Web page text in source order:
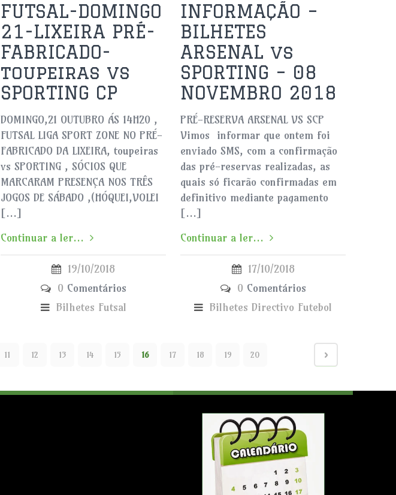
FUTSAL-DOMINGO
21-LIXEIRA PRÉ-
FABRICADO-
toupeiras vs
SPORTING CP
DOMINGO,21 OUTUBRO ÁS 14H20 ,
FUTSAL LIGA SPORT ZONE NO PRÉ-
FABRICADO DA LIXEIRA, toupeiras
vs SPORTING , SÓCIOS QUE
MARCARAM PRESENÇA NOS TRÊS
JOGOS DE SÁBADO ,(HÓQUEI,VOLEI
[…]
Continuar a ler...
19/10/2018
0 Comentários
Bilhetes Futsal
INFORMAÇÃO –
BILHETES
ARSENAL vs
SPORTING – 08
NOVEMBRO 2018
PRÉ-RESERVA ARSENAL VS SCP
Vimos informar que ontem foi
enviado SMS, com a confirmação
das pré-reservas realizadas, as
quais só ficarão confirmadas em
definitivo mediante pagamento
[…]
Continuar a ler...
17/10/2018
0 Comentários
Bilhetes Directivo Futebol
11 12 13 14 15 16 17 18 19 20